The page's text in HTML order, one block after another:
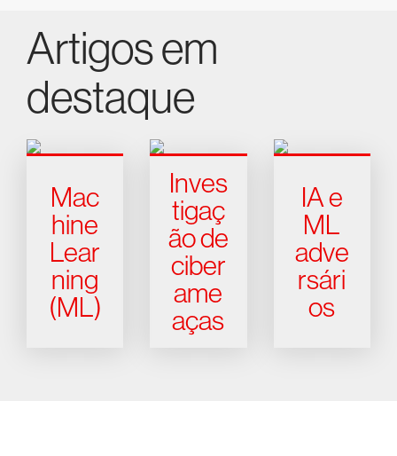
Artigos em
destaque
Mac
hine
Lear
ning
(ML)
Inves
tigaç
ão de
ciber
ame
aças
IA e
ML
adve
rsári
os